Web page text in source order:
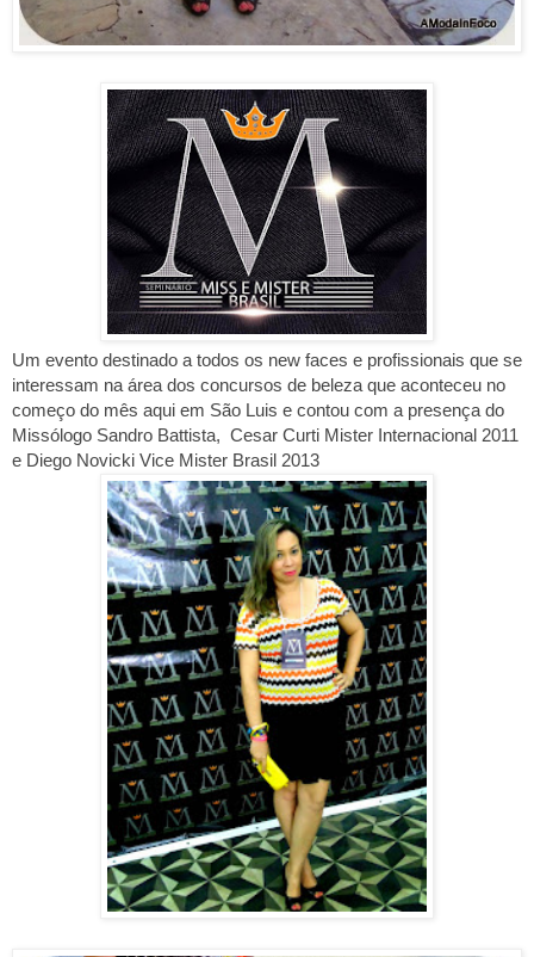
Um evento destinado a todos os new faces e profissionais que se
interessam na área dos concursos de beleza que aconteceu no
começo do mês aqui em São Luis e contou com a presença do
Missólogo Sandro Battista, Cesar Curti Mister Internacional 2011
e Diego Novicki Vice Mister Brasil 2013